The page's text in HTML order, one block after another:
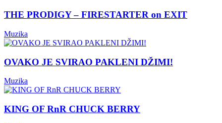
THE PRODIGY – FIRESTARTER on EXIT
Muzika
OVAKO JE SVIRAO PAKLENI DŽIMI!
Muzika
KING OF RnR CHUCK BERRY